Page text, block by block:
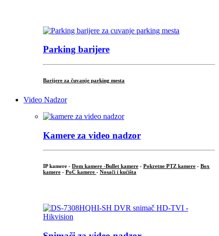
Parking barijere
Barijere za čuvanje parking mesta
Video Nadzor
Kamere za video nadzor
IP kamere - Dom kamere -Bullet kamere - Pokretne PTZ kamere - Box
kamere - PoC kamere - Nosači i kućišta